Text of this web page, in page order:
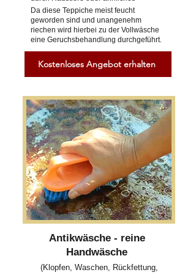
Da diese Teppiche meist feucht
geworden sind und unangenehm
riechen wird hierbei zu der Vollwäsche
eine Geruchsbehandlung durchgeführt.
Kostenloses Angebot erhalten
Antikwäsche - reine
Handwäsche
(Klopfen, Waschen, Rückfettung,